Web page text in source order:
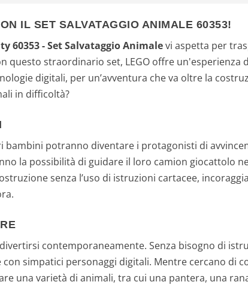
IL SET SALVATAGGIO ANIMALE 60353!
60353 - Set Salvataggio Animalevi aspetta per
straordinario set, LEGO offre un'esperienza
digitali, per un’avventura che va oltre la
in difficoltà?
bambini potranno diventare i protagonisti di
la possibilità di guidare il loro camion giocattolo
senza l’uso di istruzioni cartacee,
contemporaneamente. Senza bisogno di
simpatici personaggi digitali. Mentre cercano di
una varietà di animali, tra cui una pantera, una